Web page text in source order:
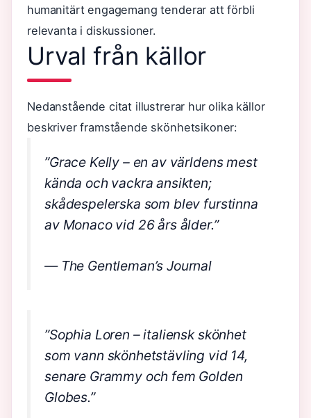
humanitärt engagemang tenderar att förbli
relevanta i diskussioner.
Urval från källor
Nedanstående citat illustrerar hur olika källor
beskriver framstående skönhetsikoner:
”Grace Kelly – en av världens mest
kända och vackra ansikten;
skådespelerska som blev furstinna
av Monaco vid 26 års ålder.”
— The Gentleman’s Journal
”Sophia Loren – italiensk skönhet
som vann skönhetstävling vid 14,
senare Grammy och fem Golden
Globes.”